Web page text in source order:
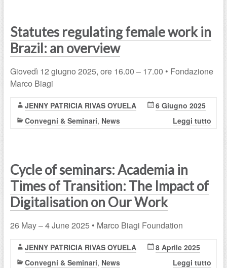
Statutes regulating female work in
Brazil: an overview
Giovedì 12 giugno 2025, ore 16.00 – 17.00 • Fondazione
Marco Biagi
JENNY PATRICIA RIVAS OYUELA
6 Giugno 2025
Convegni & Seminari, News Leggi tutto
Cycle of seminars: Academia in
Times of Transition: The Impact of
Digitalisation on Our Work
26 May – 4 June 2025 • Marco Biagi Foundation
JENNY PATRICIA RIVAS OYUELA
8 Aprile 2025
Convegni & Seminari, News Leggi tutto